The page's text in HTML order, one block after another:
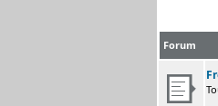
Forum